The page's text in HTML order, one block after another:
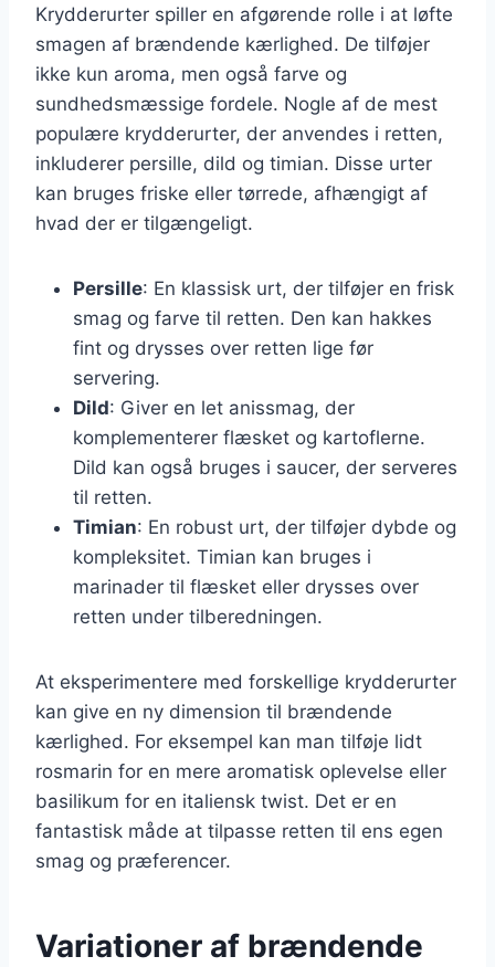
Krydderurter spiller en afgørende rolle i at løfte
smagen af brændende kærlighed. De tilføjer
ikke kun aroma, men også farve og
sundhedsmæssige fordele. Nogle af de mest
populære krydderurter, der anvendes i retten,
inkluderer persille, dild og timian. Disse urter
kan bruges friske eller tørrede, afhængigt af
hvad der er tilgængeligt.
Persille: En klassisk urt, der tilføjer en frisk
smag og farve til retten. Den kan hakkes
fint og drysses over retten lige før
servering.
Dild: Giver en let anissmag, der
komplementerer flæsket og kartoflerne.
Dild kan også bruges i saucer, der serveres
til retten.
Timian: En robust urt, der tilføjer dybde og
kompleksitet. Timian kan bruges i
marinader til flæsket eller drysses over
retten under tilberedningen.
At eksperimentere med forskellige krydderurter
kan give en ny dimension til brændende
kærlighed. For eksempel kan man tilføje lidt
rosmarin for en mere aromatisk oplevelse eller
basilikum for en italiensk twist. Det er en
fantastisk måde at tilpasse retten til ens egen
smag og præferencer.
Variationer af brændende